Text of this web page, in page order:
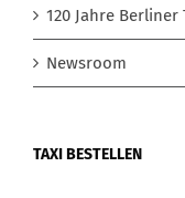
120 Jahre Berliner
Newsroom
TAXI BESTELLEN